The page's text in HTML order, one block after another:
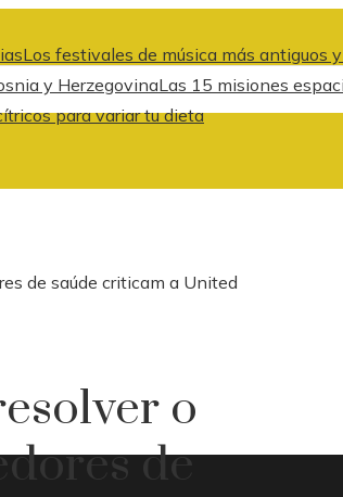
Los festivales de música más antiguos
y HerzegovinaLas 15 misiones
para variar tu dieta
de saúde criticam a United
o
de